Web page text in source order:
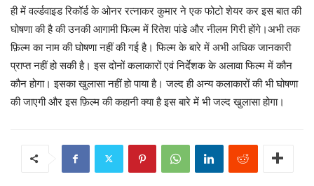
ही में वर्ल्डवाइड रिकॉर्ड के ओनर रत्नाकर कुमार ने एक फोटो शेयर कर इस बात की
घोषणा की है की उनकी आगामी फिल्म में रितेश पांडे और नीलम गिरी होंगे।अभी तक
फ़िल्म का नाम की घोषणा नहीं की गई है। फिल्म के बारे में अभी अधिक जानकारी
प्राप्त नहीं हो सकी है। इस दोनों कलाकारों एवं निर्देशक के अलावा फिल्म में कौन
कौन होगा। इसका खुलासा नहीं हो पाया है। जल्द ही अन्य कलाकारों की भी घोषणा
की जाएगी और इस फ़िल्म की कहानी क्या है इस बारे में भी जल्द खुलासा होगा।